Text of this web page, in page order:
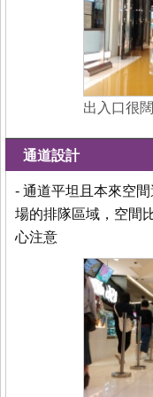
出入口很
通道設計
- 通道平坦且本來空
場的排隊區域，空間
心注意